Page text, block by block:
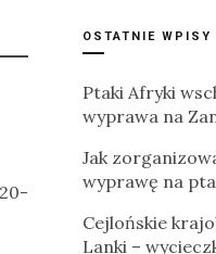
OSTATNIE WPISY
Ptaki Afryki
wyprawa na
Jak
wyprawę na
Cejlońskie
Lanki –